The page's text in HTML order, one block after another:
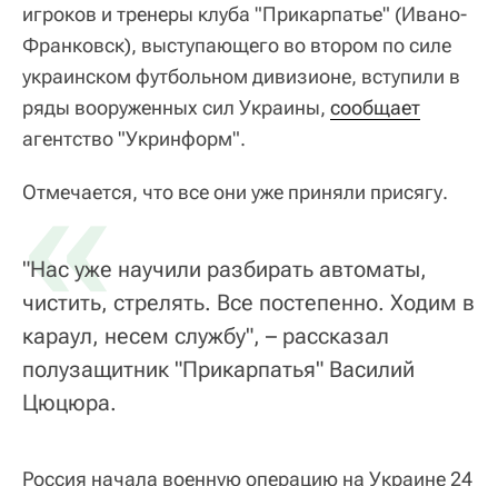
игроков и тренеры клуба "Прикарпатье" (Ивано-
Франковск), выступающего во втором по силе
украинском футбольном дивизионе, вступили в
ряды вооруженных сил Украины, сообщает
агентство "Укринформ".
Отмечается, что все они уже приняли присягу.
«
"Нас уже научили разбирать автоматы,
чистить, стрелять. Все постепенно. Ходим в
караул, несем службу", – рассказал
полузащитник "Прикарпатья" Василий
Цюцюра.
Россия начала военную операцию на Украине 24